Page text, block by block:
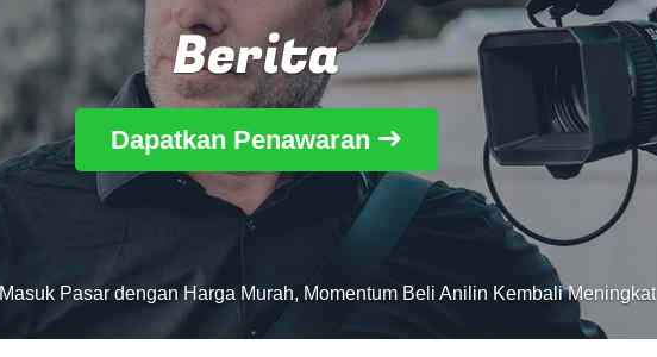
Berita
Dapatkan Penawaran
Masuk Pasar dengan Harga Murah, Momentum Beli Anilin Kembali Meningkat